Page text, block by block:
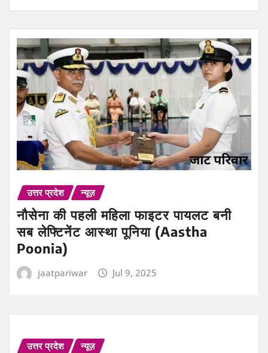
उत्तर प्रदेश न्यूज़
नौसेना की पहली महिला फाइटर पायलट बनी
सब लेफ्टिनेंट आस्था पूनिया (Aastha
Poonia)
jaatpariwar Jul 9, 2025
उत्तर प्रदेश न्यूज़